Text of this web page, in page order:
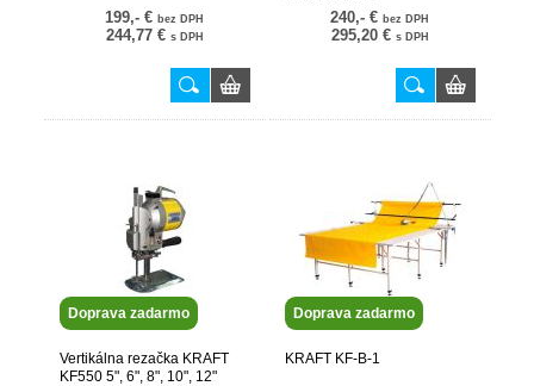
199,- € bez DPH
244,77 € s DPH
240,- € bez DPH
295,20 € s DPH
Doprava zadarmo
Vertikálna rezačka KRAFT
KF550 5", 6", 8", 10", 12"
Doprava zadarmo
KRAFT KF-B-1